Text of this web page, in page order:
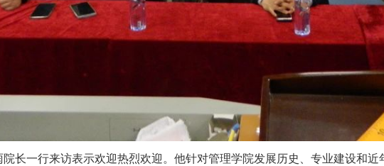
长一行来访表示欢迎热烈欢迎。他针对管理学院发展历史、专业建设和